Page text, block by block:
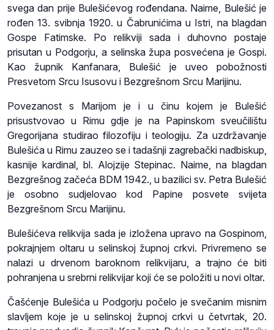
svega dan prije Bulešićevog rođendana. Naime, Bulešić je
rođen 13. svibnja 1920. u Čabrunićima u Istri, na blagdan
Gospe Fatimske. Po relikviji sada i duhovno postaje
prisutan u Podgorju, a selinska župa posvećena je Gospi.
Kao župnik Kanfanara, Bulešić je uveo pobožnosti
Presvetom Srcu Isusovu i Bezgrešnom Srcu Marijinu.
Povezanost s Marijom je i u činu kojem je Bulešić
prisustvovao u Rimu gdje je na Papinskom sveučilištu
Gregorijana studirao filozofiju i teologiju. Za uzdržavanje
Bulešića u Rimu zauzeo se i tadašnji zagrebački nadbiskup,
kasnije kardinal, bl. Alojzije Stepinac. Naime, na blagdan
Bezgrešnog začeća BDM 1942., u bazilici sv. Petra Bulešić
je osobno sudjelovao kod Papine posvete svijeta
Bezgrešnom Srcu Marijinu.
Bulešićeva relikvija sada je izložena upravo na Gospinom,
pokrajnjem oltaru u selinskoj župnoj crkvi. Privremeno se
nalazi u drvenom baroknom relikvijaru, a trajno će biti
pohranjena u srebrni relikvijar koji će se položiti u novi oltar.
Čašćenje Bulešića u Podgorju počelo je svečanim misnim
slavljem koje je u selinskoj župnoj crkvi u četvrtak, 20.